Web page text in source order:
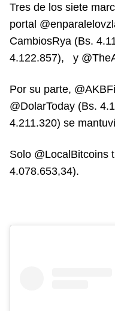
Tres de los siete
portal
CambiosRya (Bs.
4.122.857), y
Por su parte,
@DolarToday (Bs.
4.211.320) se
Solo @LocalBitcoins
4.078.653,34).